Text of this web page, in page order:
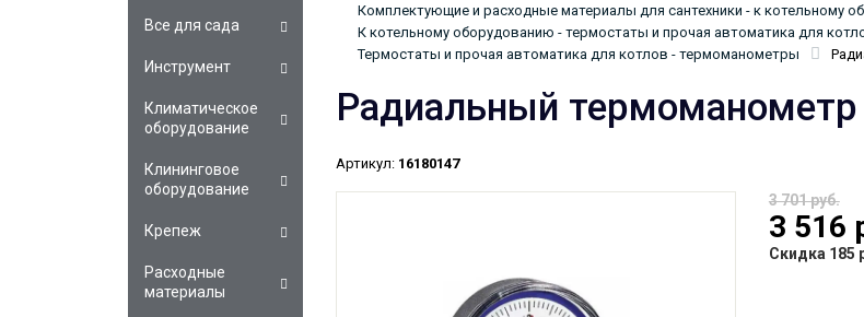
Комплектующие и расходные материалы для сантехники - к котельному
К котельному оборудованию - термостаты и прочая автоматика для
Термостаты и прочая автоматика для котлов - термоманометры
Радиальный
Артикул: 16180147
3 701 руб.
3 516
Скидка 185
Все для сада
Инструмент
Климатическое
оборудование
Клининговое
оборудование
Крепеж
Расходные
материалы